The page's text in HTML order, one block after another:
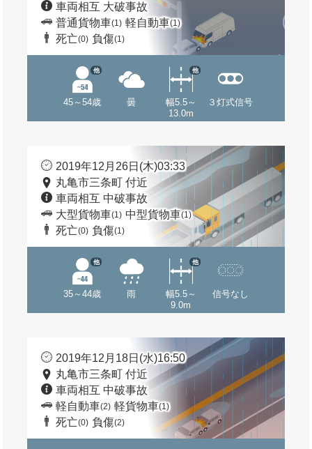
車両相互 大破事故
普通貨物車(1) 軽自動車(1)
死亡(0) 負傷(1)
45～54歳
他
曇
幅5.5～
13.0m
他
３灯式信号
2019年12月26日(木)03:33
丸亀市三条町 付近
車両相互 中破事故
大型貨物車(1) 中型貨物車(1)
死亡(0) 負傷(1)
35～44歳
他
雨
幅5.5～
9.0m
他
信号なし
2019年12月18日(水)16:50
丸亀市三条町 付近
車両相互 中破事故
軽自動車(2) 軽貨物車(1)
死亡(0) 負傷(2)